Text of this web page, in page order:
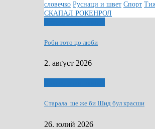
словечко Руснаци и швет Спорт
СКАПАЛ РОКЕНРОЛ
Роби тото цо люби
2. авґуст 2026
Старала ше же би Шид бул красши
26. юлий 2026